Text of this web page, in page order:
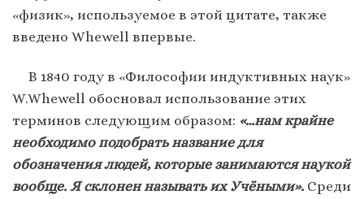
«физик», используемое в этой цитате, также
введено Whewell впервые.
В 1840 году в «Философии индуктивных наук»
W.Whewell обосновал использование этих
терминов следующим образом: «…нам крайне
необходимо подобрать название для
обозначения людей, которые занимаются наукой
вообще. Я склонен называть их Учёными». Среди